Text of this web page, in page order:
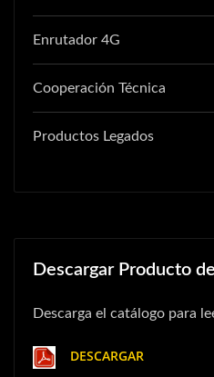
Enrutador 4G
Cooperación Técnica
Productos Legados
Descargar Producto
Descarga el catálogo para
DESCARGAR